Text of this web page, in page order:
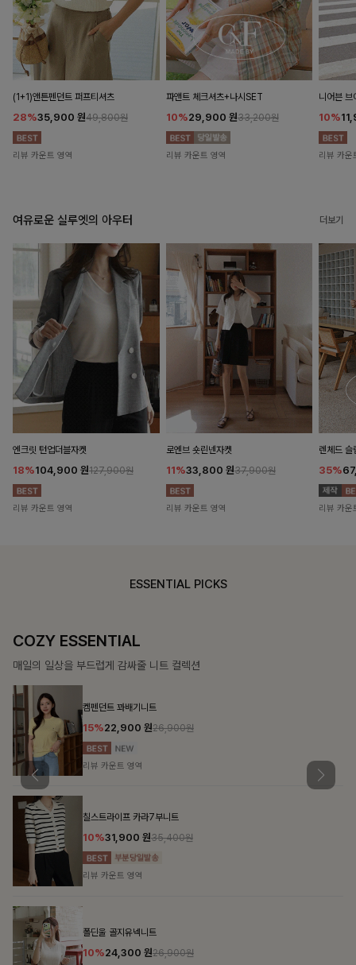
(1+1)앤튼펜던트 퍼프티셔츠
28%35,900 원49,800원
리뷰 카운트 영역
파앤트 체크셔츠+나시SET
10%29,900 원33,200원
리뷰 카운트 영역
니어븐 브
10%
리뷰 카운
여유로운 실루엣의 아우터 더보기
엔크릿 턴업더블자켓
18%104,900 원127,900원
리뷰 카운트 영역
로엔브 숏린넨자켓
11%33,800 원37,900원
리뷰 카운트 영역
렌체드
35%
리뷰 카운
ESSENTIAL PICKS
COZY ESSENTIAL
매일의 일상을 부드럽게 감싸줄 니트 컬렉션
켐펜던트 꽈배기니트
15%22,900 원26,900원
리뷰 카운트 영역
칠스트라이프 카라7부니트
10%31,900 원35,400원
리뷰 카운트 영역
폴딘울 골지유넥니트
10%24,300 원26,900원